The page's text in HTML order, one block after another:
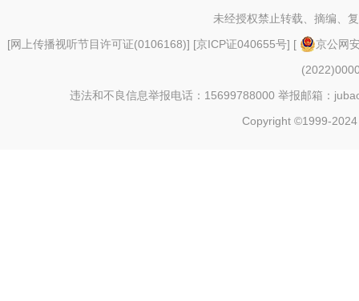
未经授权禁止转载、摘编、
[网上传播视听节目许可证(0106168)] [京ICP证040655号] [
京公网
违法和不良信息举报电话：15699788000 举报邮箱：
Copyright ©1999-